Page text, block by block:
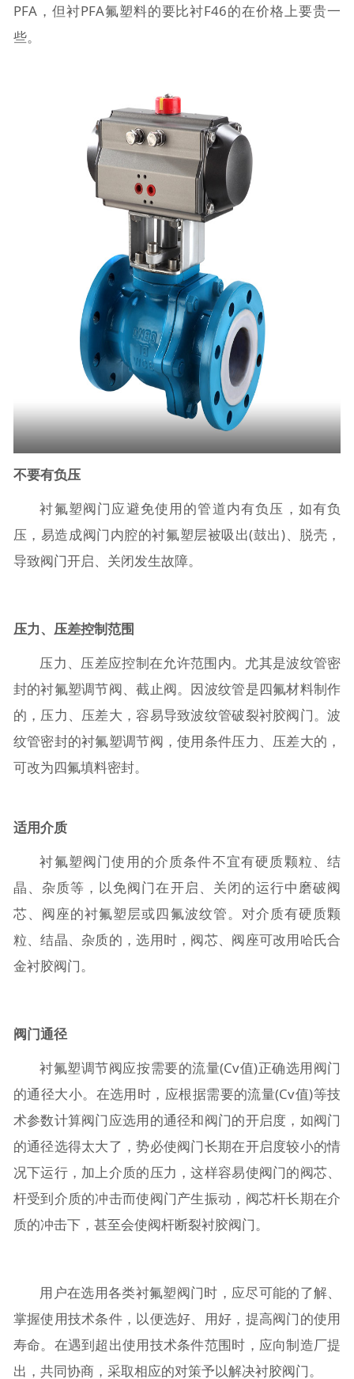
PFA，但衬PFA氟塑料的要比衬F46的在价格上要贵一
些。
不要有负压
衬氟塑阀门应避免使用的管道内有负压，如有负
压，易造成阀门内腔的衬氟塑层被吸出(鼓出)、脱壳，
导致阀门开启、关闭发生故障。
压力、压差控制范围
压力、压差应控制在允许范围内。尤其是波纹管密
封的衬氟塑调节阀、截止阀。因波纹管是四氟材料制作
的，压力、压差大，容易导致波纹管破裂衬胶阀门。波
纹管密封的衬氟塑调节阀，使用条件压力、压差大的，
可改为四氟填料密封。
适用介质
衬氟塑阀门使用的介质条件不宜有硬质颗粒、结
晶、杂质等，以免阀门在开启、关闭的运行中磨破阀
芯、阀座的衬氟塑层或四氟波纹管。对介质有硬质颗
粒、结晶、杂质的，选用时，阀芯、阀座可改用哈氏合
金衬胶阀门。
阀门通径
衬氟塑调节阀应按需要的流量(Cv值)正确选用阀门
的通径大小。在选用时，应根据需要的流量(Cv值)等技
术参数计算阀门应选用的通径和阀门的开启度，如阀门
的通径选得太大了，势必使阀门长期在开启度较小的情
况下运行，加上介质的压力，这样容易使阀门的阀芯、
杆受到介质的冲击而使阀门产生振动，阀芯杆长期在介
质的冲击下，甚至会使阀杆断裂衬胶阀门。
用户在选用各类衬氟塑阀门时，应尽可能的了解、
掌握使用技术条件，以便选好、用好，提高阀门的使用
寿命。在遇到超出使用技术条件范围时，应向制造厂提
出，共同协商，采取相应的对策予以解决衬胶阀门。